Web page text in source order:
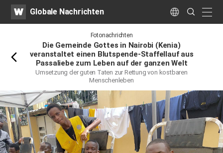
WATVGlobale Nachrichten Language
Search
Submit
Fotonachrichten
Die Gemeinde Gottes in Nairobi (Kenia)
veranstaltet einen Blutspende-Staffellauf aus
Passaliebe zum Leben auf der ganzen Welt
Umsetzung der guten Taten zur Rettung von kostbaren
Menschenleben